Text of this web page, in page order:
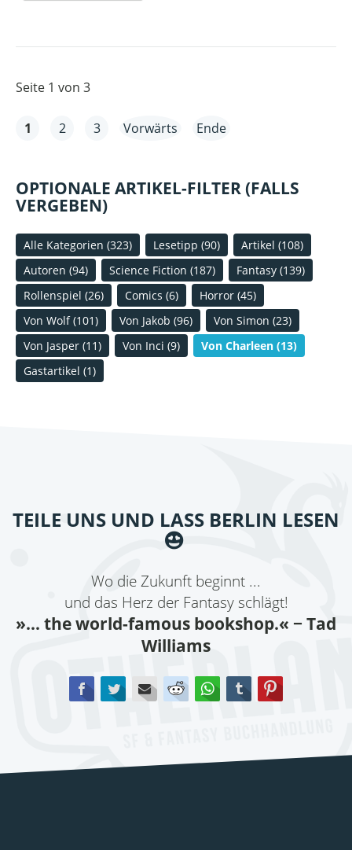
Seite 1 von 3
1 2 3 Vorwärts Ende
OPTIONALE ARTIKEL-FILTER (FALLS
VERGEBEN)
Alle Kategorien (323) Lesetipp (90) Artikel (108)
Autoren (94) Science Fiction (187) Fantasy (139)
Rollenspiel (26) Comics (6) Horror (45)
Von Wolf (101) Von Jakob (96) Von Simon (23)
Von Jasper (11) Von Inci (9) Von Charleen (13)
Gastartikel (1)
TEILE UNS UND LASS BERLIN LESEN
Wo die Zukunft beginnt ...
und das Herz der Fantasy schlägt!
»... the world-famous bookshop.« − Tad
Williams
FacebookTwitterE-mail Reddit WhatsApp
tumblr